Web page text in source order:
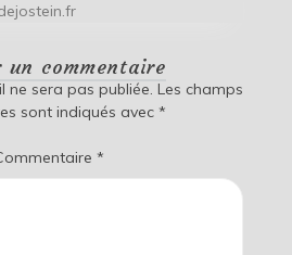
un commentaire
ne sera pas publiée. Les champs
sont indiqués avec *
*